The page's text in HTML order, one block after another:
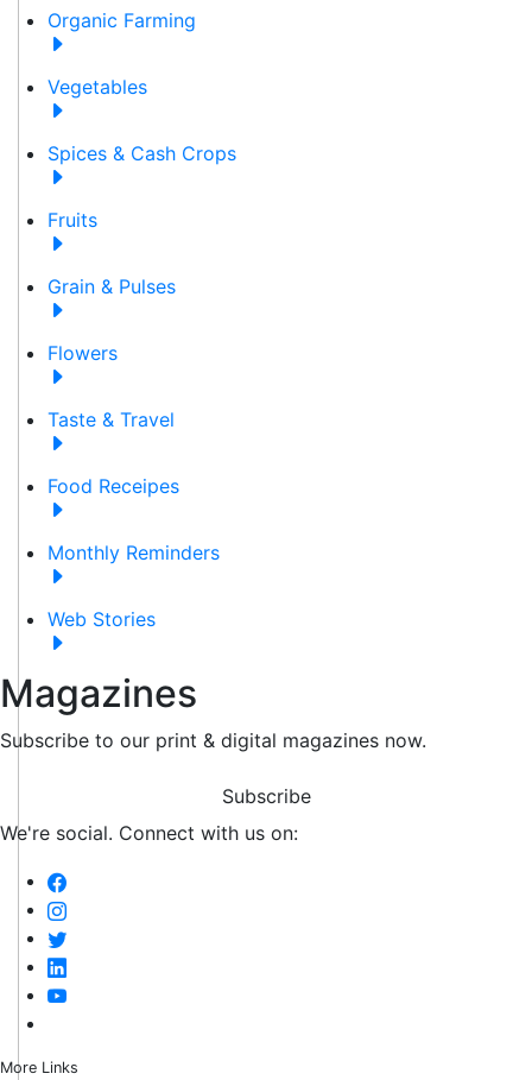
Organic Farming
Vegetables
Spices & Cash Crops
Fruits
Grain & Pulses
Flowers
Taste & Travel
Food Receipes
Monthly Reminders
Web Stories
Magazines
Subscribe to our print & digital magazines now.
Subscribe
We're social. Connect with us on:
More Links